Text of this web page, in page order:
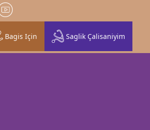
Bagis Için Saglik Çalisaniyim